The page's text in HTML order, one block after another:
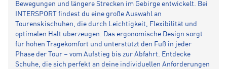
Bewegungen und längere Strecken im Gebirge entwickelt. Bei
INTERSPORT findest du eine große Auswahl an
Tourenskischuhen, die durch Leichtigkeit, Flexibilität und
optimalen Halt überzeugen. Das ergonomische Design sorgt
für hohen Tragekomfort und unterstützt den Fuß in jeder
Phase der Tour – vom Aufstieg bis zur Abfahrt. Entdecke
Schuhe, die sich perfekt an deine individuellen Anforderungen